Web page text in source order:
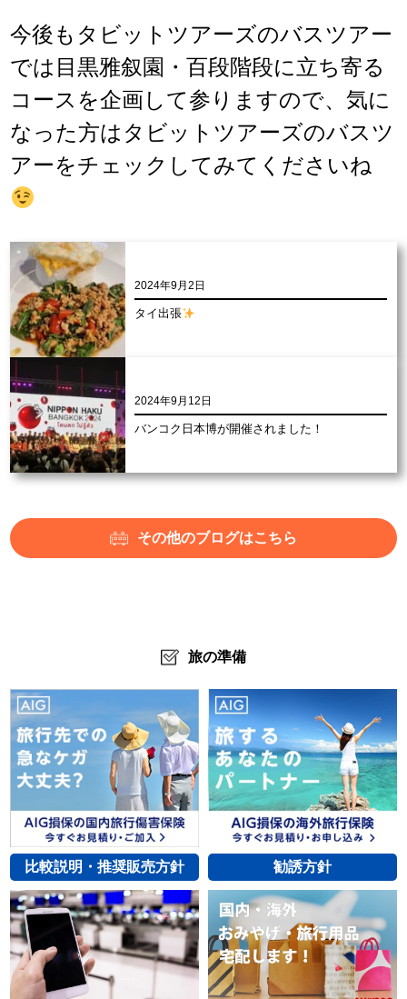
今後もタビットツアーズのバスツアー
では目黒雅叙園・百段階段に立ち寄る
コースを企画して参りますので、気に
なった方はタビットツアーズのバスツ
アーをチェックしてみてくださいね
2024年9月2日
タイ出張
2024年9月12日
バンコク日本博が開催されました！
その他のブログはこちら
旅の準備
比較説明・推奨販売方針 勧誘方針